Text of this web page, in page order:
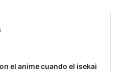
el anime cuando el isekai